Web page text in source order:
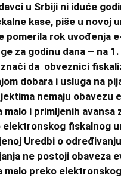
u Srbiji ni iduće
kase, piše u novoj
pomerila rok uvođenja
za godinu dana – na
da obveznici
dobara i usluga na
nemaju obavezu
malo i primljenih avansa
elektronskog fiskalnog
Uredbi o
ne postoji obaveza
malo preko